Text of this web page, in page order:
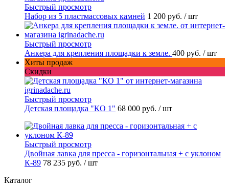
Быстрый просмотр
Набор из 5 пластмассовых камней 1 200 руб. / шт
Быстрый просмотр
Анкера для крепления площадки к земле. 400 руб. / шт
Хиты продаж
Скидки
Быстрый просмотр
Детская площадка "КО 1" 68 000 руб. / шт
Быстрый просмотр
Двойная лавка для пресса - горизонтальная + с уклоном
К-89 78 235 руб. / шт
Каталог